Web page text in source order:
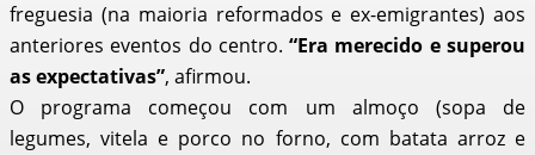
freguesia (na maioria reformados e ex-emigrantes) aos
anteriores eventos do centro.“Era merecido e superou
as expectativas”, afirmou.
O programa começou com um almoço (sopa de
legumes, vitela e porco no forno, com batata arroz e